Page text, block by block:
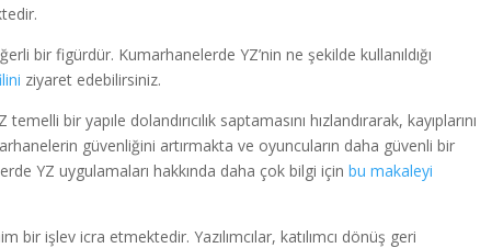
bir figürdür. Kumarhanelerde YZ’nin ne şekilde kullanıldığı
ziyaret edebilirsiniz.
bir yapıle dolandırıcılık saptamasını hızlandırarak, kayıplarını
güvenliğini artırmakta ve oyuncuların daha güvenli bir
YZ uygulamaları hakkında daha çok bilgi içinbu makaleyi
bir işlev icra etmektedir. Yazılımcılar, katılımcı dönüş geri